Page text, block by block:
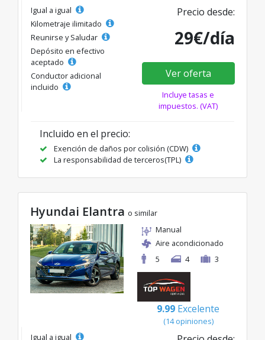
Igual a igual
Kilometraje ilimitado
Reunirse y Saludar
Depósito en efectivo
aceptado
Conductor adicional
incluido
Precio desde:
29€/día
Ver oferta
Incluye tasas e
impuestos. (VAT)
Incluido en el precio:
Exención de daños por colisión (CDW)
La responsabilidad de terceros(TPL)
Hyundai Elantra o similar
Manual
Aire acondicionado
5
4 3
9.99 Excelente
(14 opiniones)
Igual a igual